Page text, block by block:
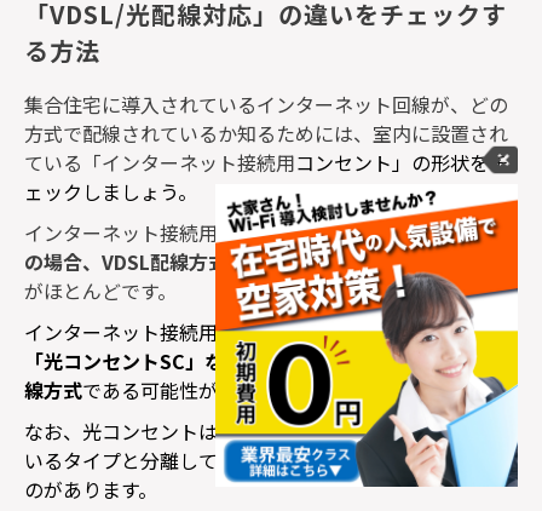
「VDSL/光配線対応」の違いをチェックす
る方法
集合住宅に導入されているインターネット回線が、どの
方式で配線されているか知るためには、室内に設置され
ている 「インターネット接続用コンセント」の形状をチ
ェックしましょう。
インターネット接続用コンセントがモジュラージャック
の場合、 VDSL配線方式 のインターネット回線である場合
がほとんどです。
インターネット接続用コンセントに「光」「光回線」
「光コンセントSC」などの文字が記されていれば、光配
線方式である可能性が高いです。
なお、光コンセントは、通常のコンセントと一体化して
いるタイプと分離しているタイプなど、異なる形状のも
のがあります。